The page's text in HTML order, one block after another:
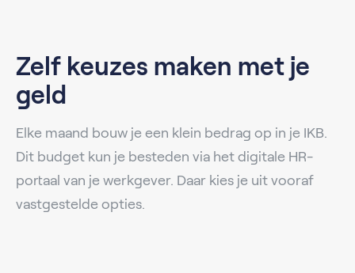
Zelf keuzes maken met je
geld
Elke maand bouw je een klein bedrag op in je IKB.
Dit budget kun je besteden via het digitale HR-
portaal van je werkgever. Daar kies je uit vooraf
vastgestelde opties.